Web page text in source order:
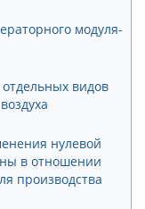
модуля-
видов
нулевой
в отношении
производства